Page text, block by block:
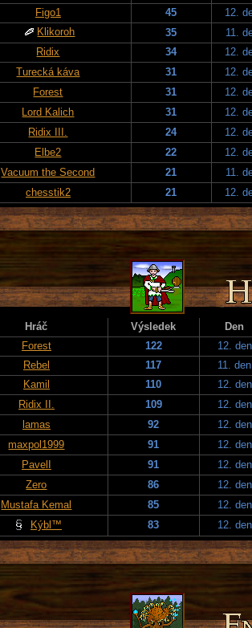
Figo1 45
12.
Klikoroh 35
11.
Ridix 34
12.
Turecká káva 31
12.
Forest 31
12.
Lord Kalich 31
12.
Ridix III. 24
12.
Elbe2 22
12.
Vacuum the Second 21
11.
chesstik2 21 12.
Hráč Výsledek
Den
Forest 122
12. den
Rebel 117
11. den
Kamil 110
12. den
Ridix II. 109
12. den
lamas 92
12. den
maxpol1999 91
12. den
PavelI 91
12. den
Zero 86
12. den
Mustafa Kemal 85
12. den
Kýbl™ 83 12. den